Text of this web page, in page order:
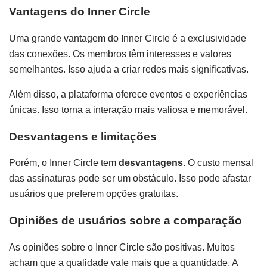
Vantagens do Inner Circle
Uma grande vantagem do Inner Circle é a exclusividade
das conexões. Os membros têm interesses e valores
semelhantes. Isso ajuda a criar redes mais significativas.
Além disso, a plataforma oferece eventos e experiências
únicas. Isso torna a interação mais valiosa e memorável.
Desvantagens e limitações
Porém, o Inner Circle tem desvantagens. O custo mensal
das assinaturas pode ser um obstáculo. Isso pode afastar
usuários que preferem opções gratuitas.
Opiniões de usuários sobre a comparação
As opiniões sobre o Inner Circle são positivas. Muitos
acham que a qualidade vale mais que a quantidade. A